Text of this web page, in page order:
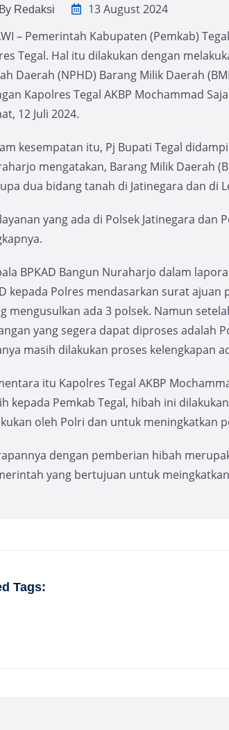
By Redaksi
13 August 2024
– Pemerintah Kabupaten (Pemkab)
Tegal. Hal itu dilakukan dengan
Daerah (NPHD) Barang Milik Daerah
Kapolres Tegal AKBP Mochammad
12 Juli 2024.
kesempatan itu, Pj Bupati Tegal
mengatakan, Barang Milik Daerah
dua bidang tanah di Jatinegara dan di
yang ada di Polsek Jatinegara dan
BPKAD Bangun Nuraharjo dalam
kepada Polres mendasarkan surat
mengusulkan ada 3 polsek. Namun
yang segera dapat diproses adalah
masih dilakukan proses kelengkapan
itu Kapolres Tegal AKBP
kepada Pemkab Tegal, hibah ini
oleh Polri dan untuk meningkatkan
dengan pemberian hibah
yang bertujuan untuk
Tags: